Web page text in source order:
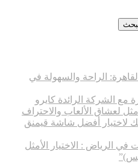
الراحة والسهولة في
مع الشركة الرائدة كايرو
لاختيار أفضل شاشة قيمنق
الرياض : الاختيار الأمثل